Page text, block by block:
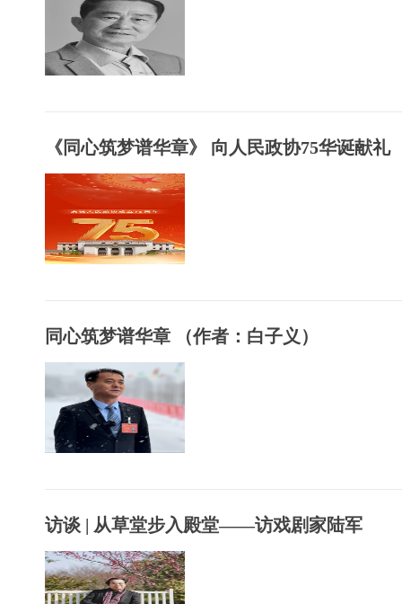
《同心筑梦谱华章》 向人民政协75华诞献礼
同心筑梦谱华章 （作者：白子义）
访谈 | 从草堂步入殿堂——访戏剧家陆军